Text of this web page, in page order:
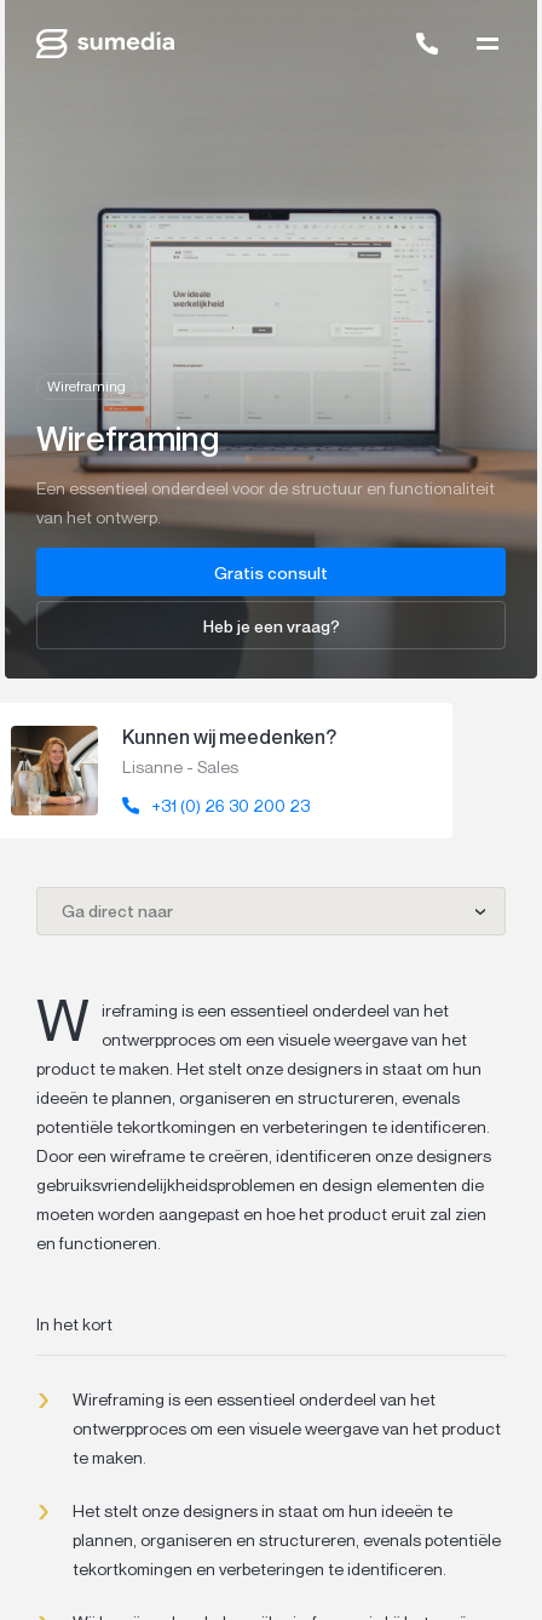
Wireframing
Wireframing
Een essentieel onderdeel voor de structuur en functionaliteit
van het ontwerp.
Gratis consult
Heb je een vraag?
Kunnen wij meedenken?
Lisanne - Sales
+31 (0) 26 30 200 23
Ga direct naar
W
ireframing is een essentieel onderdeel van het
ontwerpproces om een visuele weergave van het
product te maken. Het stelt onze designers in staat om hun
ideeën te plannen, organiseren en structureren, evenals
potentiële tekortkomingen en verbeteringen te identificeren.
Door een wireframe te creëren, identificeren onze designers
gebruiksvriendelijkheidsproblemen en design elementen die
moeten worden aangepast en hoe het product eruit zal zien
en functioneren.
In het kort
Wireframing is een essentieel onderdeel van het
ontwerpproces om een visuele weergave van het product
te maken.
Het stelt onze designers in staat om hun ideeën te
plannen, organiseren en structureren, evenals potentiële
tekortkomingen en verbeteringen te identificeren.